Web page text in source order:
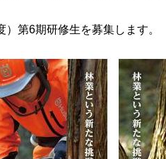
）第6期研修生を募集します。